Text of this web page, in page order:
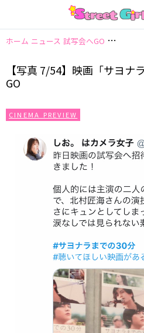
ホーム ニュース 試写会へGO 【写真 7/
【写真 7/54】映画「サヨナ
GO
CINEMA PREVIEW